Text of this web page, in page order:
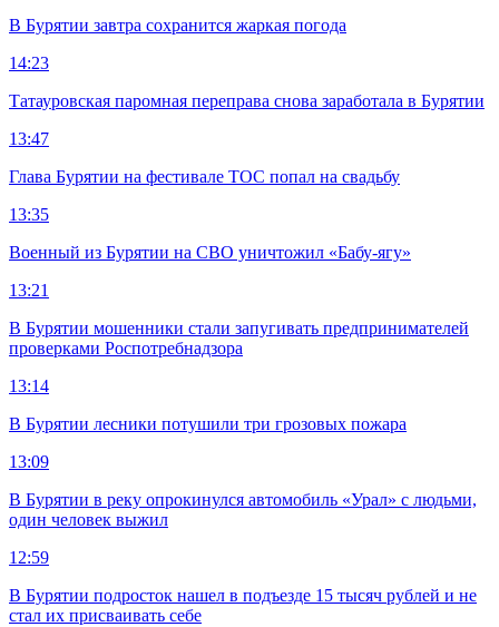
В Бурятии завтра сохранится жаркая погода
14:23
Татауровская паромная переправа снова заработала в Бурятии
13:47
Глава Бурятии на фестивале ТОС попал на свадьбу
13:35
Военный из Бурятии на СВО уничтожил «Бабу-ягу»
13:21
В Бурятии мошенники стали запугивать предпринимателей
проверками Роспотребнадзора
13:14
В Бурятии лесники потушили три грозовых пожара
13:09
В Бурятии в реку опрокинулся автомобиль «Урал» с людьми,
один человек выжил
12:59
В Бурятии подросток нашел в подъезде 15 тысяч рублей и не
стал их присваивать себе